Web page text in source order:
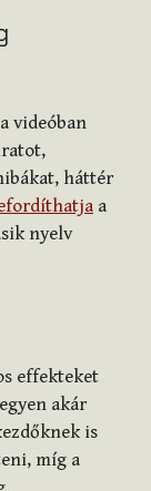
videóban
háttér
a
nyelv
effekteket
akár
is
míg a